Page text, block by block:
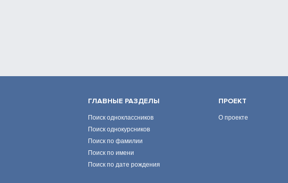
ГЛАВНЫЕ РАЗДЕЛЫ
Поиск одноклассников
Поиск однокурсников
Поиск по фамилии
Поиск по имени
Поиск по дате рождения
ПРОЕКТ
О проекте